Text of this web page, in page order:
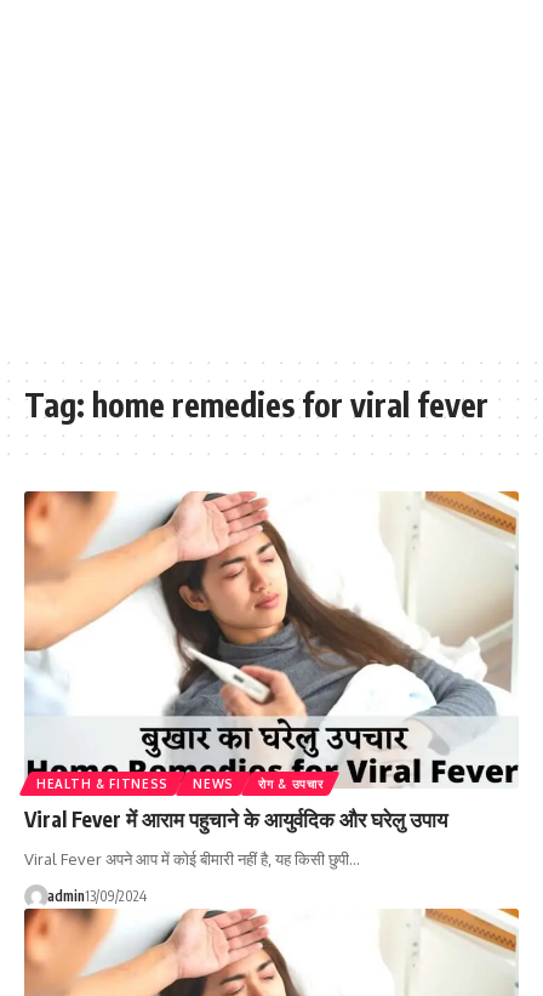
Tag: home remedies for viral fever
HEALTH & FITNESS NEWS रोग & उपचार
Viral Fever में आराम पहुचाने के आयुर्वदिक और घरेलु उपाय
Viral Fever अपने आप में कोई बीमारी नहीं है, यह किसी छुपी…
admin13/09/2024